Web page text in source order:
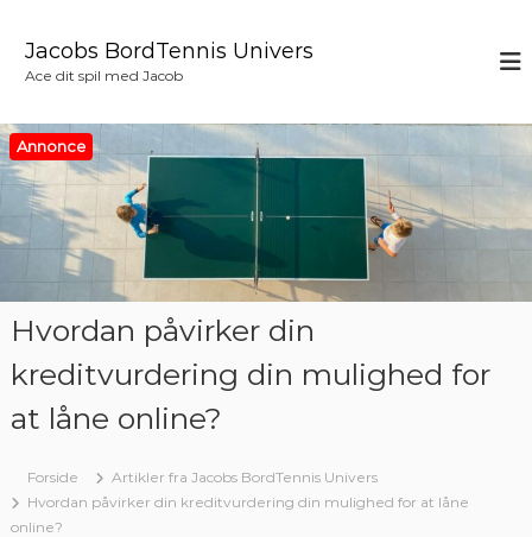
e
t
i
Jacobs BordTennis Univers
Ace dit spil med Jacob
Annonce
Hvordan påvirker din
kreditvurdering din mulighed for
at låne online?
Forside
Artikler fra Jacobs BordTennis Univers
Hvordan påvirker din kreditvurdering din mulighed for at låne
online?